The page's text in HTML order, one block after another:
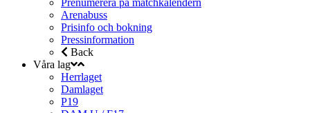
Arenabuss
Prisinfo och bokning
Pressinformation
Back
Våra lag
Herrlaget
Damlaget
P19